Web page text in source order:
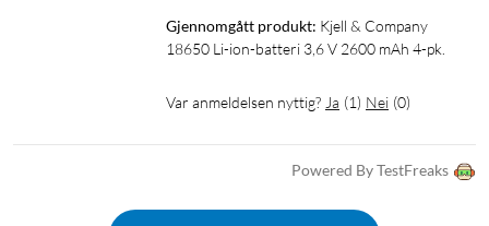
Gjennomgått produkt: Kjell & Company
18650 Li-ion-batteri 3,6 V 2600 mAh 4-pk.
Var anmeldelsen nyttig? Ja (1) Nei (0)
Powered By TestFreaks